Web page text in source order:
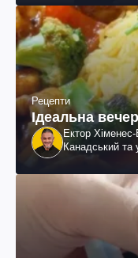
Рецепти
Ідеальна
Ектор
Канадський та